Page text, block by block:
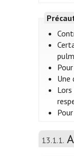
Une
13.1.1.